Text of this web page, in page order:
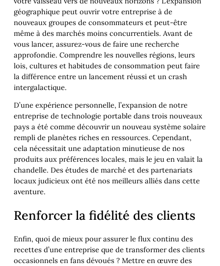
géographique peut ouvrir votre entreprise à de
nouveaux groupes de consommateurs et peut-être
même à des marchés moins concurrentiels. Avant de
vous lancer, assurez-vous de faire une recherche
approfondie. Comprendre les nouvelles régions, leurs
lois, cultures et habitudes de consommation peut faire
la différence entre un lancement réussi et un crash
intergalactique.
D’une expérience personnelle, l’expansion de notre
entreprise de technologie portable dans trois nouveaux
pays a été comme découvrir un nouveau système solaire
rempli de planètes riches en ressources. Cependant,
cela nécessitait une adaptation minutieuse de nos
produits aux préférences locales, mais le jeu en valait la
chandelle. Des études de marché et des partenariats
locaux judicieux ont été nos meilleurs alliés dans cette
aventure.
Renforcer la fidélité des clients
Enfin, quoi de mieux pour assurer le flux continu des
recettes d’une entreprise que de transformer des clients
occasionnels en fans dévoués ? Mettre en œuvre des